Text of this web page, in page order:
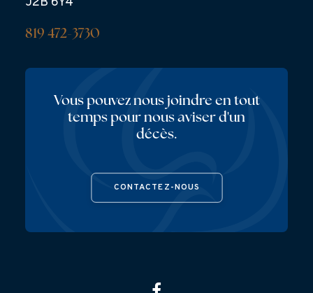
819 472-3730
Vous pouvez nous joindre en tout
temps pour nous aviser d'un
décès.
CONTACTEZ-NOUS